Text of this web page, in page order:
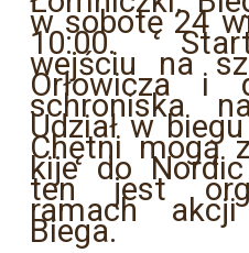
w sobotę 24
10:00.
wejściu na
Orłowicza i
schroniska
Udział w
Chętni mogą
kije do
ten jest
ramach
Biega.